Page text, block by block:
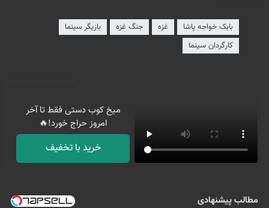
بابک خواجه پاشا غزه جنگ غزه
بازیگر سینما
کارگردان سینما
میخ کوب دستی فقط تا آخر
امروز حراج خورد!🔥
خرید با تخفیف
مطالب پیشنهادی